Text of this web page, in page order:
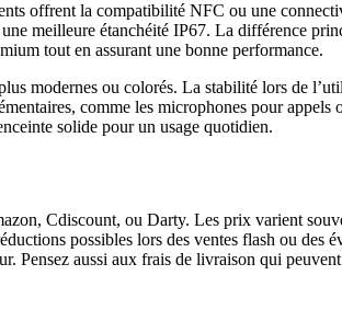
offrent la compatibilité NFC ou une
meilleure étanchéité IP67. La différence
tout en assurant une bonne performance.
modernes ou colorés. La stabilité lors de
comme les microphones pour
solide pour un usage quotidien.
Cdiscount, ou Darty. Les prix varient
possibles lors des ventes flash ou des
Pensez aussi aux frais de livraison qui